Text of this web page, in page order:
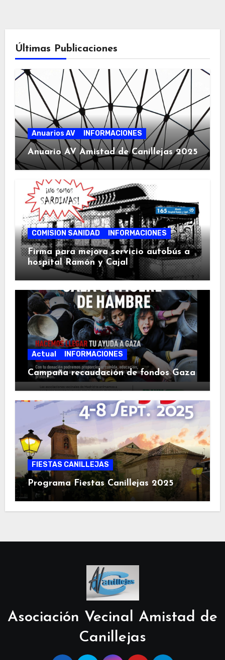
Últimas Publicaciones
Anuarios AV INFORMACIONES
Anuario AV Amistad de Canillejas 2025
COMISION SANIDAD INFORMACIONES
Firma para mejora servicio autobús a
hospital Ramón y Cajal
Actual INFORMACIONES
Campaña recaudación de fondos Gaza
FIESTAS CANILLEJAS
Programa Fiestas Canillejas 2025
Asociación Vecinal Amistad de
Canillejas